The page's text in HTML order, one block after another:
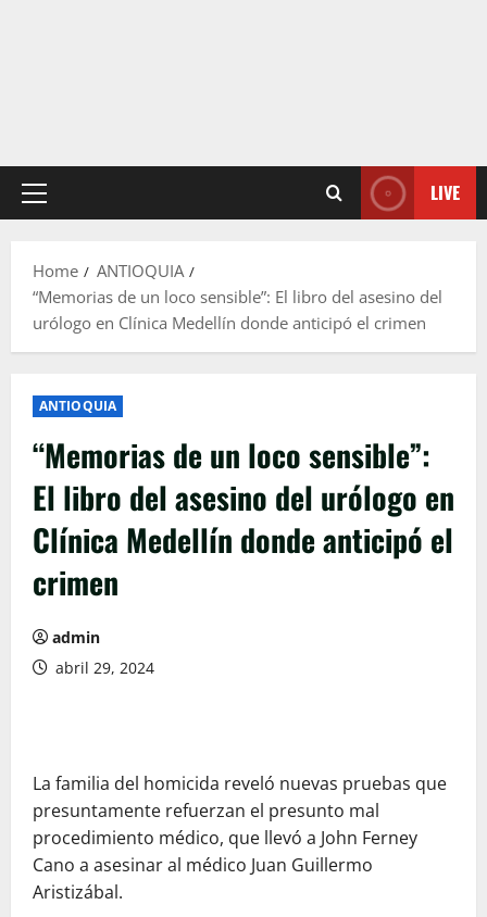
Primary
LIVE
Home
ANTIOQUIA
“Memorias de un loco sensible”: El libro del asesino del
urólogo en Clínica Medellín donde anticipó el crimen
ANTIOQUIA
“Memorias de un loco sensible”:
El libro del asesino del urólogo en
Clínica Medellín donde anticipó el
crimen
admin
abril 29, 2024
La familia del homicida reveló nuevas pruebas que
presuntamente refuerzan el presunto mal
procedimiento médico, que llevó a John Ferney
Cano a asesinar al médico Juan Guillermo
Aristizábal.